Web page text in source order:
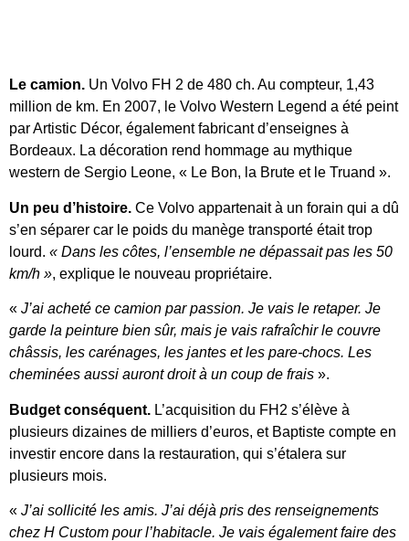
Le camion. Un Volvo FH 2 de 480 ch. Au compteur, 1,43
million de km. En 2007, le Volvo Western Legend a été peint
par Artistic Décor, également fabricant d’enseignes à
Bordeaux. La décoration rend hommage au mythique
western de Sergio Leone, « Le Bon, la Brute et le Truand ».
Un peu d’histoire. Ce Volvo appartenait à un forain qui a dû
s’en séparer car le poids du manège transporté était trop
lourd. « Dans les côtes, l’ensemble ne dépassait pas les 50
km/h », explique le nouveau propriétaire.
« J’ai acheté ce camion par passion. Je vais le retaper. Je
garde la peinture bien sûr, mais je vais rafraîchir le couvre
châssis, les carénages, les jantes et les pare-chocs. Les
cheminées aussi auront droit à un coup de frais ».
Budget conséquent. L’acquisition du FH2 s’élève à
plusieurs dizaines de milliers d’euros, et Baptiste compte en
investir encore dans la restauration, qui s’étalera sur
plusieurs mois.
« J’ai sollicité les amis. J’ai déjà pris des renseignements
chez H Custom pour l’habitacle. Je vais également faire des